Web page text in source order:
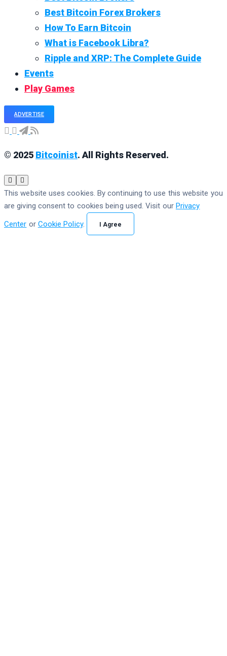
Best Bitcoin Forex Brokers
How To Earn Bitcoin
What is Facebook Libra?
Ripple and XRP: The Complete Guide
Events
Play Games
ADVERTISE
© 2025 Bitcoinist. All Rights Reserved.
This website uses cookies. By continuing to use this website you
are giving consent to cookies being used. Visit our Privacy
Center or Cookie Policy. I Agree